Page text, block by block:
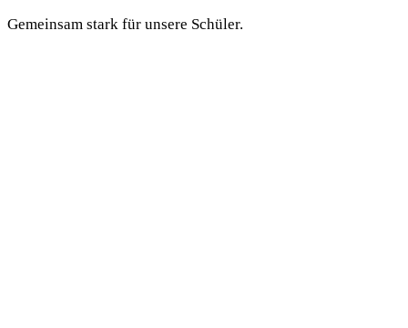
Gemeinsam stark für unsere Schüler.